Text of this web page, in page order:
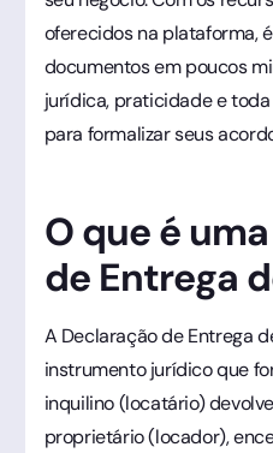
oferecidos na plataforma,
documentos em poucos
jurídica, praticidade e
para formalizar seus
O que é
de Entrega
A Declaração de Entrega
instrumento jurídico que
inquilino (locatário)
proprietário (locador),